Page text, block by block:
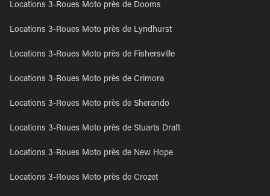
Locations 3-Roues Moto près de Dooms
Locations 3-Roues Moto près de Lyndhurst
Locations 3-Roues Moto près de Fishersville
Locations 3-Roues Moto près de Crimora
Locations 3-Roues Moto près de Sherando
Locations 3-Roues Moto près de Stuarts Draft
Locations 3-Roues Moto près de New Hope
Locations 3-Roues Moto près de Crozet